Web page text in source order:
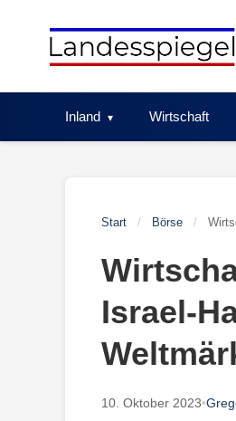
Inland Wirtschaft
Start / Börse /
Israel-
10. Oktober 2023•